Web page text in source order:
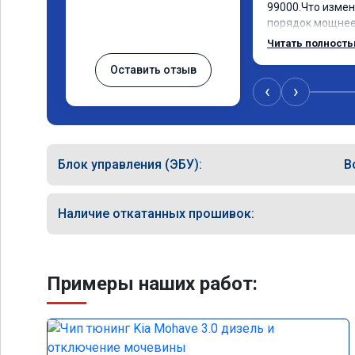
Оставить отзыв
99000.Что
порядок
лошадей
15 город, уже
12.5. Коробка
Читать
‹ ›
Блок управления (ЭБУ):
Наличие откатанных прошивок:
Примеры наших работ: